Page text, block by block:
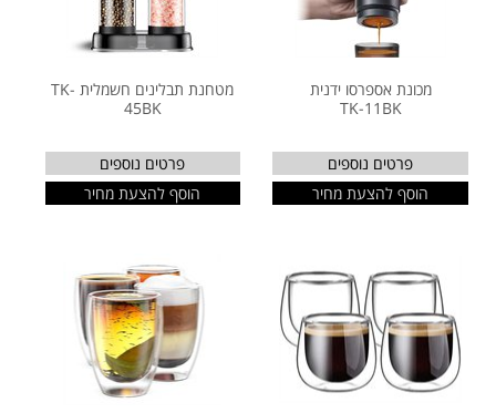
מכונת אספרסו ידנית
TK-11BK
פרטים נוספים
הוסף להצעת מחיר
מטחנת תבלינים חשמלית TK-
45BK
פרטים נוספים
הוסף להצעת מחיר